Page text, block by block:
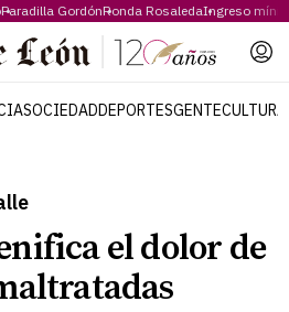
Paradilla GordónRonda RosaledaIngreso
SOCIEDADDEPORTESGENTECULTURA
el dolor de